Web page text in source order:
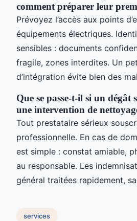
comment préparer leur
Prévoyez l’accès aux points
équipements électriques.
sensibles : documents
fragile, zones interdites. Un
d’intégration évite bien des
Que se passe-t-il si un
une intervention de
Tout prestataire sérieux
professionnelle. En cas de
est simple : constat amiable,
au responsable. Les
général traitées rapidement,
services